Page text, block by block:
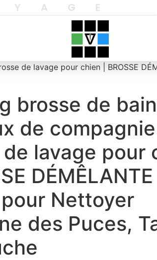
de lavage pour chien | BROSSE
brosse de
de
lavage pour
DÉMÊLANTE
Nettoyer
des Puces,